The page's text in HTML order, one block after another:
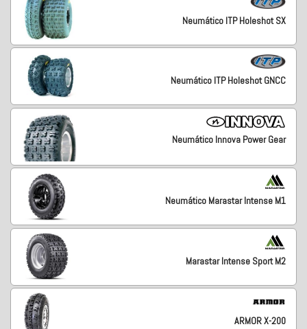
Neumático ITP Holeshot SX
Neumático ITP Holeshot GNCC
Neumático Innova Power Gear
Neumático Marastar Intense M1
Marastar Intense Sport M2
ARMOR X-200